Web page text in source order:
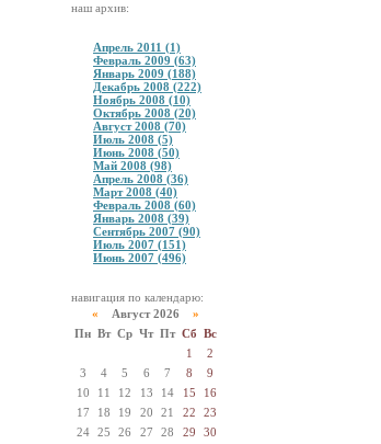
наш архив:
Апрель 2011 (1)
Февраль 2009 (63)
Январь 2009 (188)
Декабрь 2008 (222)
Ноябрь 2008 (10)
Октябрь 2008 (20)
Август 2008 (70)
Июль 2008 (5)
Июнь 2008 (50)
Май 2008 (98)
Апрель 2008 (36)
Март 2008 (40)
Февраль 2008 (60)
Январь 2008 (39)
Сентябрь 2007 (90)
Июль 2007 (151)
Июнь 2007 (496)
навигация по календарю:
« Август 2026 »
Пн Вт Ср Чт Пт Сб Вс
1
2
3
4 5 6 7 8
9
10
11 12 13 14 15
16
17
18 19 20 21 22
23
24
25 26 27 28 29
30